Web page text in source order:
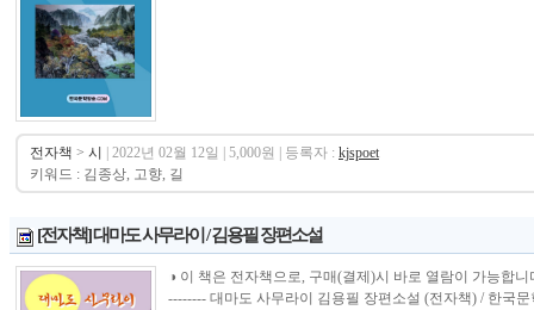
전자책 > 시 | 2022년 02월 12일 | 5,000원 | 등록자 : kjspoet
키워드 : 김종상, 고향, 길
[전자책] 대마도 사무라이 / 김용필 장편소설
◑ 이 책은 전자책으로, 구매(결제)시 바로 열람이 가능합
-------- 대마도 사무라이 김용필 장편소설 (전자책) / 한국